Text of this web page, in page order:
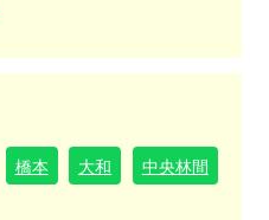
橋本 大和
中央林間